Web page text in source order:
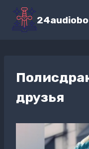
Перейти
содержимому
друзья